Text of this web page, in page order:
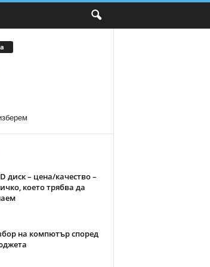
диск – цена/качество –
което трябва да
на компютър според